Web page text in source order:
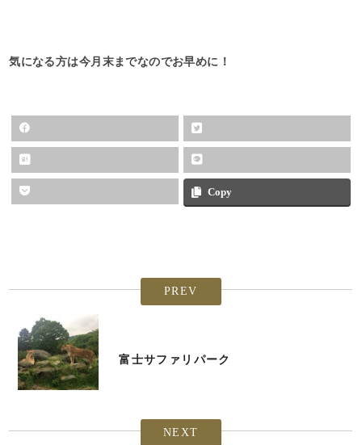
気になる方は今月末までなのでお早めに！
Copy
PREV
富士サファリパーク
NEXT